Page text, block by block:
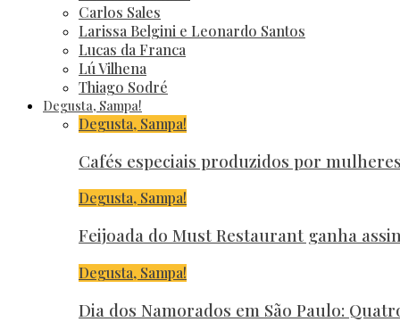
Carlos Sales
Larissa Belgini e Leonardo Santos
Lucas da Franca
Lú Vilhena
Thiago Sodré
Degusta, Sampa!
Degusta, Sampa!
Cafés especiais produzidos por
Degusta, Sampa!
Feijoada do Must Restaurant ganha
Degusta, Sampa!
Dia dos Namorados em São Paulo: